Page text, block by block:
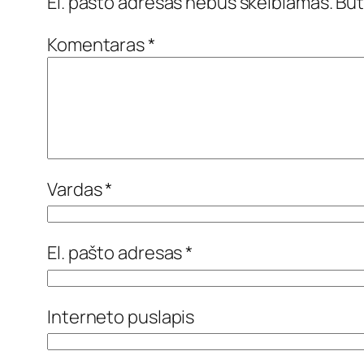
Komentaras*
Vardas*
El. pašto adresas*
Interneto puslapis